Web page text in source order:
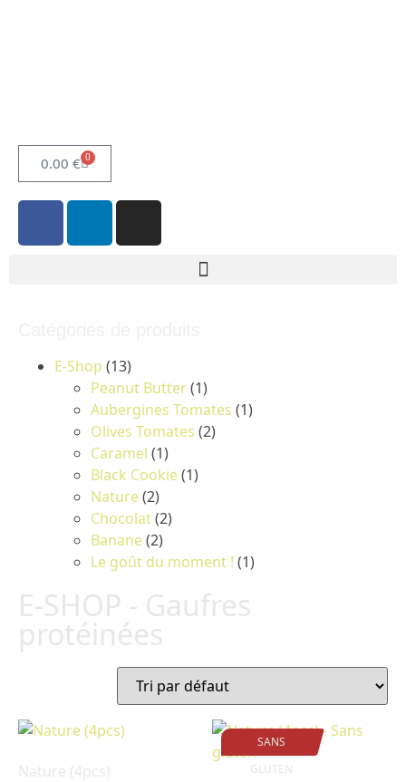
0.00 € 0
E-Shop (13)
Peanut Butter(1)
Aubergines Tomates (1)
Olives Tomates (2)
Caramel (1)
Black Cookie(1)
Nature(2)
Chocolat(2)
Banane(2)
Le goût du moment ! (1)
E-SHOP - Gaufres
protéinées
Nature (4pcs)
SANS
GLUTEN